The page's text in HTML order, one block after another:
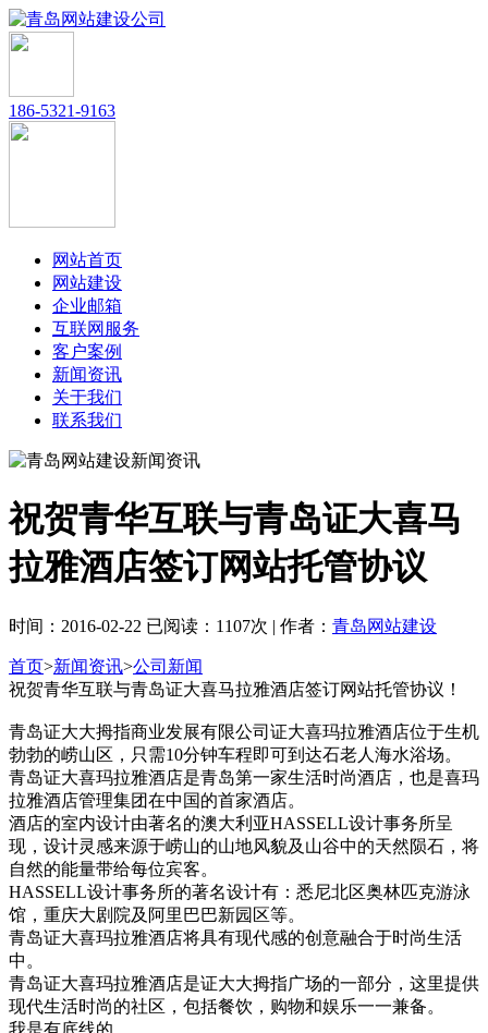
186-5321-9163
网站首页
网站建设
企业邮箱
互联网服务
客户案例
新闻资讯
关于我们
联系我们
祝贺青华互联与青岛证大喜马
拉雅酒店签订网站托管协议
时间：2016-02-22 已阅读：1107次 | 作者： 青岛网站建设
首页>新闻资讯>公司新闻
祝贺青华互联与青岛证大喜马拉雅酒店签订网站托管协议！
青岛证大大拇指商业发展有限公司证大喜玛拉雅酒店位于生机
勃勃的崂山区，只需10分钟车程即可到达石老人海水浴场。
青岛证大喜玛拉雅酒店是青岛第一家生活时尚酒店，也是喜玛
拉雅酒店管理集团在中国的首家酒店。
酒店的室内设计由著名的澳大利亚HASSELL设计事务所呈
现，设计灵感来源于崂山的山地风貌及山谷中的天然陨石，将
自然的能量带给每位宾客。
HASSELL设计事务所的著名设计有：悉尼北区奥林匹克游泳
馆，重庆大剧院及阿里巴巴新园区等。
青岛证大喜玛拉雅酒店将具有现代感的创意融合于时尚生活
中。
青岛证大喜玛拉雅酒店是证大大拇指广场的一部分，这里提供
现代生活时尚的社区，包括餐饮，购物和娱乐一一兼备。
我是有底线的